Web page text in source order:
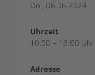
Do., 06.06.2024
Uhrzeit
10:00 – 16:00 Uhr
Adresse